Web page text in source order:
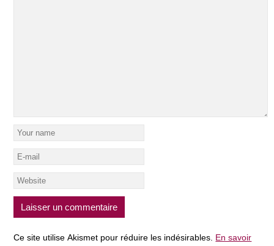
Ce site utilise Akismet pour réduire les indésirables. En savoir